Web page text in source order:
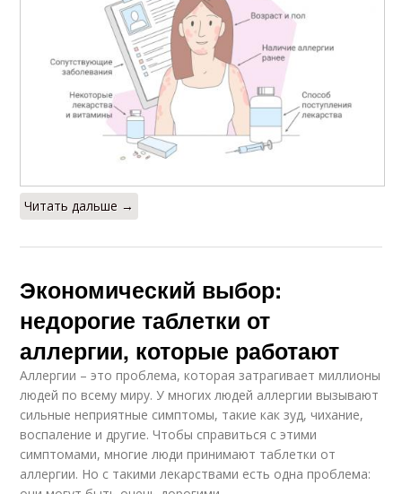
Читать дальше →
Экономический выбор:
недорогие таблетки от
аллергии, которые работают
Аллергии – это проблема, которая затрагивает миллионы
людей по всему миру. У многих людей аллергии вызывают
сильные неприятные симптомы, такие как зуд, чихание,
воспаление и другие. Чтобы справиться с этими
симптомами, многие люди принимают таблетки от
аллергии. Но с такими лекарствами есть одна проблема: